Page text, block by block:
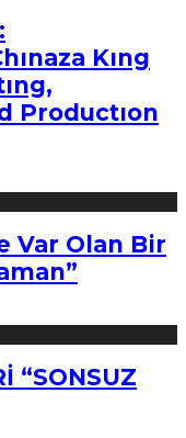
Kıng
Productıon
Var Olan Bir
“SONSUZ